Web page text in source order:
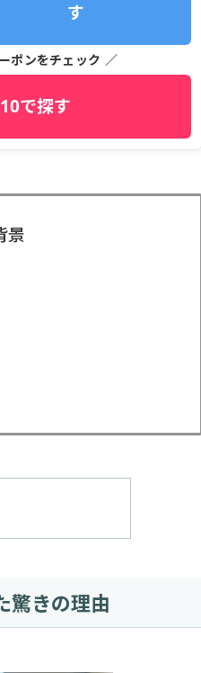
す
ポンをチェック ／
で探す
景
驚きの理由